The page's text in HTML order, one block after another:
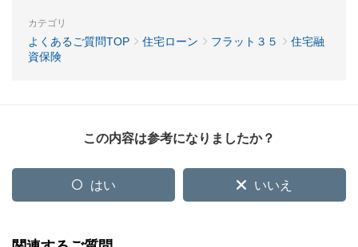
カテゴリ
よくあるご質問TOP 住宅ローン フラット３５
住宅融
資保険
この内容は参考になりましたか？
はい いいえ